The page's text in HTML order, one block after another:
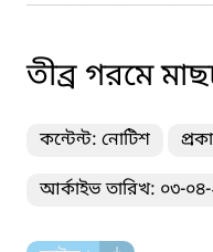
তীব্র গরমে
কন্টেন্ট: নোটিশ
আর্কাইভ তারিখ: ০৩-